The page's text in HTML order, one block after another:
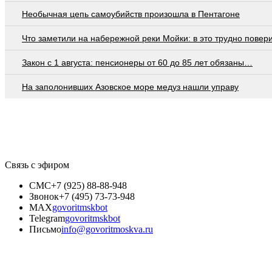
Необычная цепь самоубийств произошла в Пентагоне
Что заметили на набережной реки Мойки: в это трудно
Закон с 1 августа: пенсионеры от 60 до 85 лет обязаны…
На заполонивших Азовское море медуз нашли управу
Связь с эфиром
СМС+7 (925) 88-88-948
Звонок+7 (495) 73-73-948
MAXgovoritmskbot
Telegramgovoritmskbot
Письмоinfo@govoritmoskva.ru